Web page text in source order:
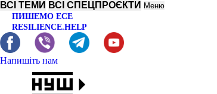
ВСІ ТЕМИ ВСІ СПЕЦПРОЄКТИ Меню
ПИШЕМО ЕСЕ
RESILIENCE.HELP
Напишіть нам